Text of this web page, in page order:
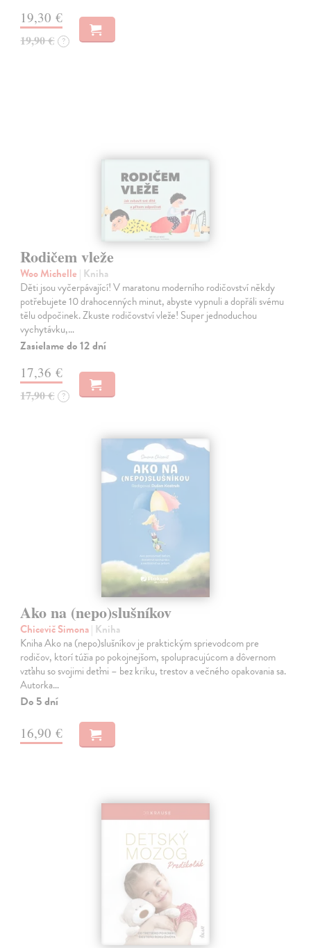
19,30 €
19,90 € ?
Rodičem vleže
Woo Michelle | Kniha
Děti jsou vyčerpávající! V maratonu moderního rodičovství někdy
potřebujete 10 drahocenných minut, abyste vypnuli a dopřáli svému
tělu odpočinek. Zkuste rodičovství vleže! Super jednoduchou
vychytávku,…
Zasielame do 12 dní
17,36 €
17,90 € ?
Ako na (nepo)slušníkov
Chicevič Simona| Kniha
Kniha Ako na (nepo)slušníkov je praktickým sprievodcom pre
rodičov, ktorí túžia po pokojnejšom, spolupracujúcom a dôvernom
vzťahu so svojimi deťmi – bez kriku, trestov a večného opakovania sa.
Autorka…
Do 5 dní
16,90 €